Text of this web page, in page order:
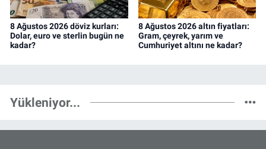
8 Ağustos 2026 döviz kurları:
Dolar, euro ve sterlin bugün ne
kadar?
8 Ağustos 2026 altın fiyatları:
Gram, çeyrek, yarım ve
Cumhuriyet altını ne kadar?
Yükleniyor...